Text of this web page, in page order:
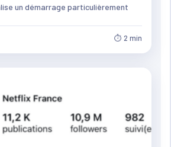
un démarrage particulièrement
⏱ 2 min